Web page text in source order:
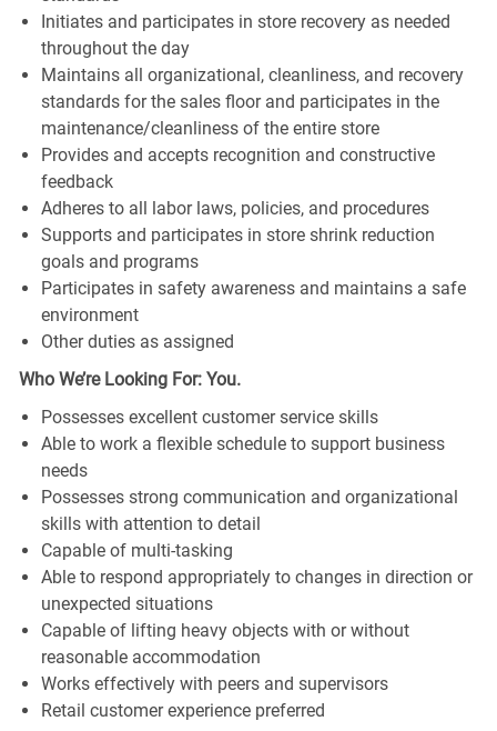
Initiates and participates in store recovery as needed
throughout the day
Maintains all organizational, cleanliness, and recovery
standards for the sales floor and participates in the
maintenance/cleanliness of the entire store
Provides and accepts recognition and constructive
feedback
Adheres to all labor laws, policies, and procedures
Supports and participates in store shrink reduction
goals and programs
Participates in safety awareness and maintains a safe
environment
Other duties as assigned
Who We’re Looking For: You.
Possesses excellent customer service skills
Able to work a flexible schedule to support business
needs
Possesses strong communication and organizational
skills with attention to detail
Capable of multi-tasking
Able to respond appropriately to changes in direction or
unexpected situations
Capable of lifting heavy objects with or without
reasonable accommodation
Works effectively with peers and supervisors
Retail customer experience preferred